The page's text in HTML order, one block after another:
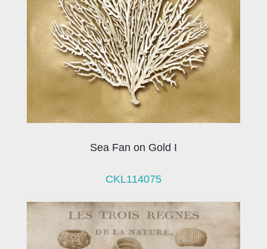
Sea Fan on Gold I
CKL114075